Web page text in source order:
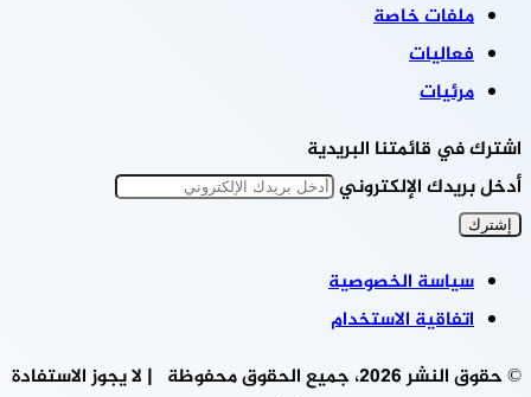
ملفات خاصة
فعاليات
مرئيات
اشترك في قائمتنا البريدية
أدخل بريدك الإلكتروني
سياسة الخصوصية
اتفاقية الاستخدام
© حقوق النشر 2026، جميع الحقوق محفوظة | لا يجوز الاستفادة